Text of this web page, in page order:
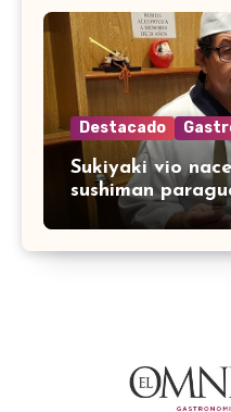
Destacado
Sukiyaki vio
sushiman